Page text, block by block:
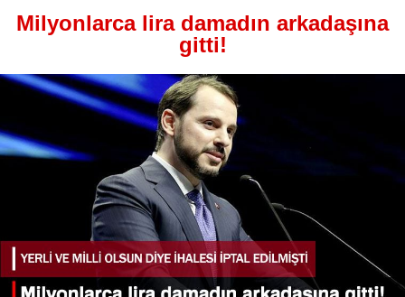
Milyonlarca lira damadın arkadaşına
gitti!